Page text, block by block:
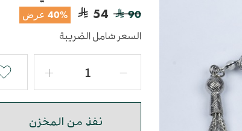
90
54 40% عرض
السعر شامل الضريبة
نفذ من المخزن